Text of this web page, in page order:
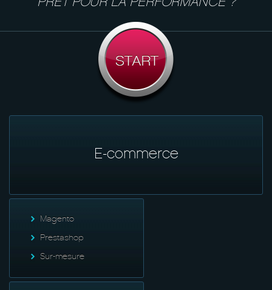
E-commerce
Magento
Prestashop
Sur-mesure